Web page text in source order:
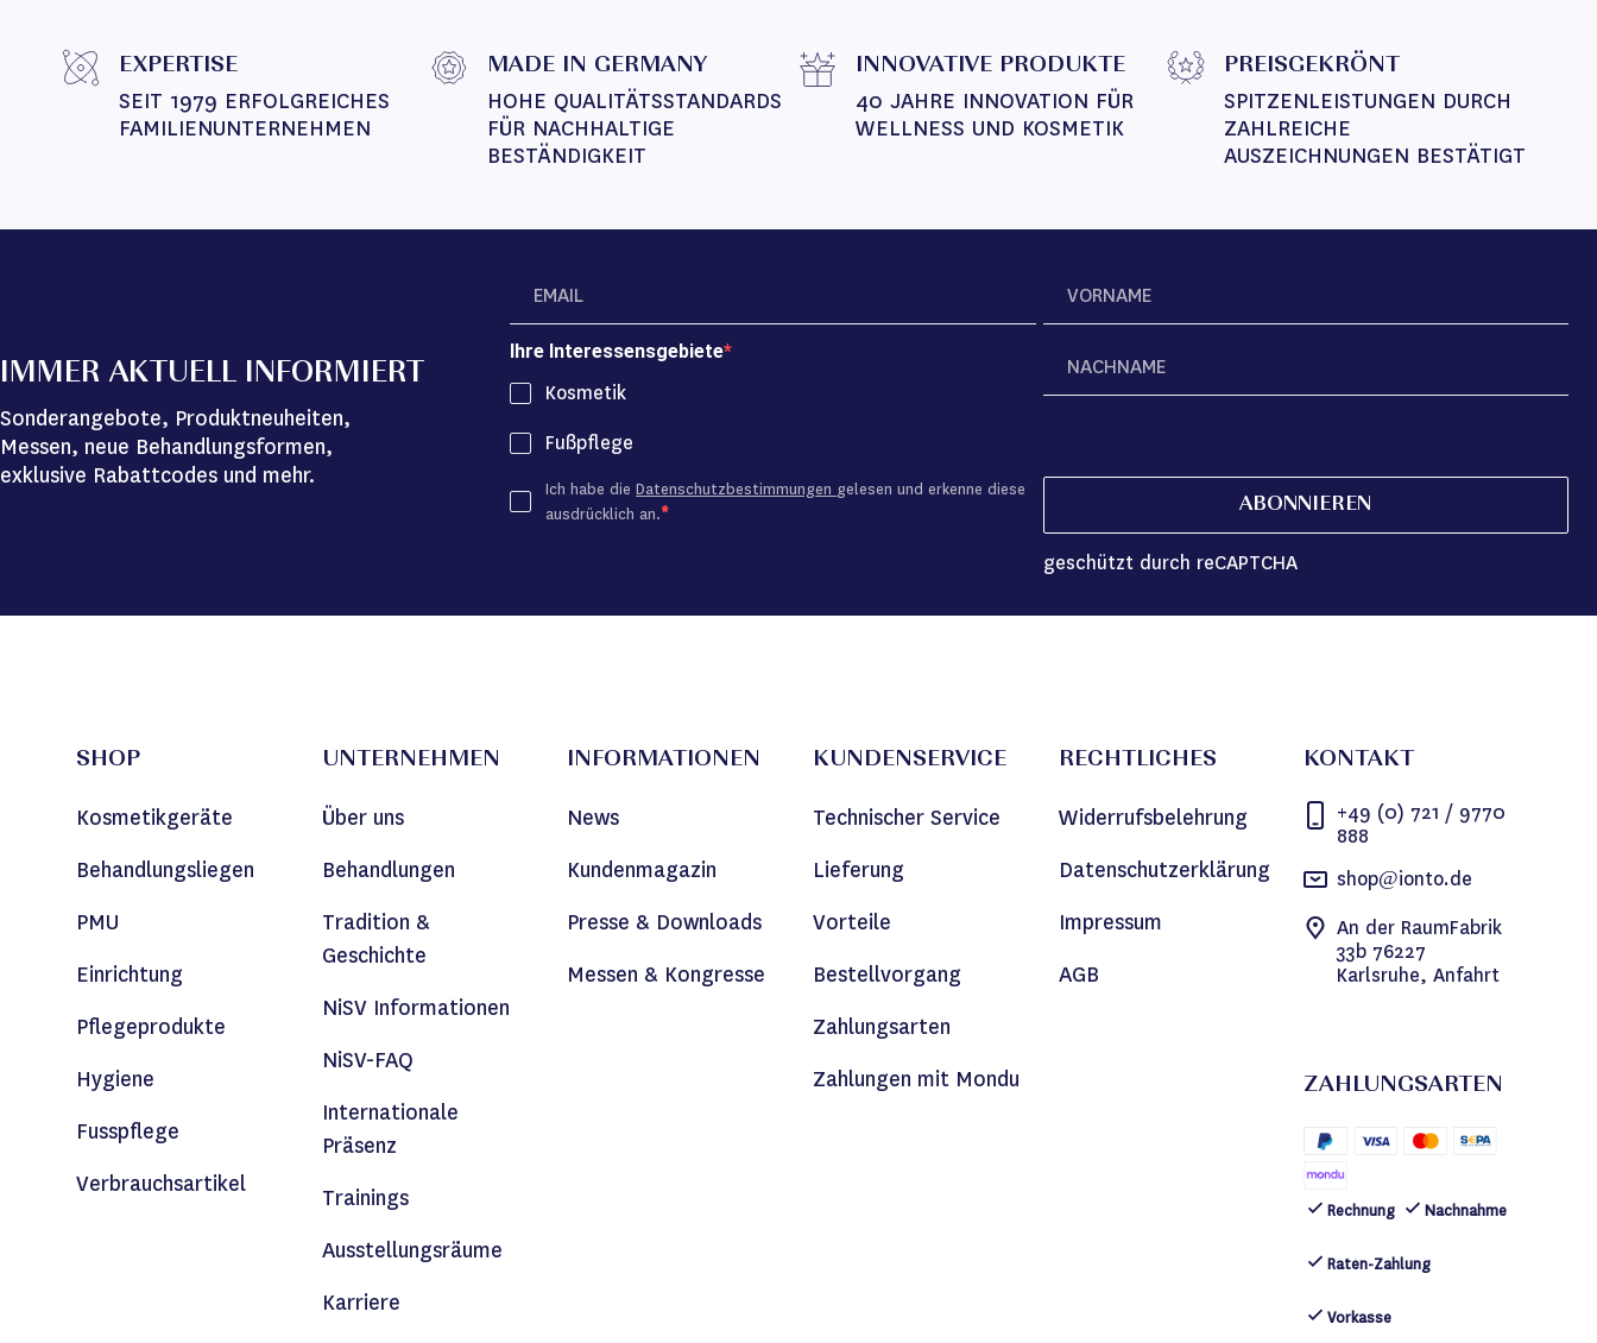
EXPERTISE
SEIT 1979 ERFOLGREICHES
FAMILIENUNTERNEHMEN
MADE IN GERMANY
HOHE QUALITÄTSSTANDARDS
FÜR NACHHALTIGE
BESTÄNDIGKEIT
INNOVATIVE PRODUKTE
40 JAHRE INNOVATION FÜR
WELLNESS UND KOSMETIK
PREISGEKRÖNT
SPITZENLEISTUNGEN DURCH
ZAHLREICHE
AUSZEICHNUNGEN BESTÄTIGT
IMMER AKTUELL INFORMIERT
Sonderangebote, Produktneuheiten,
Messen, neue Behandlungsformen,
exklusive Rabattcodes und mehr.
Ihre Interessensgebiete
Kosmetik
Fußpflege
Ich habe dieDatenschutzbestimmungen gelesen und erkenne diese
ausdrücklich an.
ABONNIEREN
geschützt durch reCAPTCHA
SHOP
Kosmetikgeräte
Behandlungsliegen
PMU
Einrichtung
Pflegeprodukte
Hygiene
Fusspflege
Verbrauchsartikel
UNTERNEHMEN
Über uns
Behandlungen
Tradition &
Geschichte
NiSV Informationen
NiSV-FAQ
Internationale
Präsenz
Trainings
Ausstellungsräume
Karriere
INFORMATIONEN
News
Kundenmagazin
Presse & Downloads
Messen & Kongresse
KUNDENSERVICE
Technischer Service
Lieferung
Vorteile
Bestellvorgang
Zahlungsarten
Zahlungen mit Mondu
RECHTLICHES
Widerrufsbelehrung
Datenschutzerklärung
Impressum
AGB
KONTAKT
+49 (0) 721 / 9770
888
shop@ionto.de
An der RaumFabrik
33b 76227
Karlsruhe, Anfahrt
ZAHLUNGSARTEN
Rechnung Nachnahme
Raten-Zahlung
Vorkasse